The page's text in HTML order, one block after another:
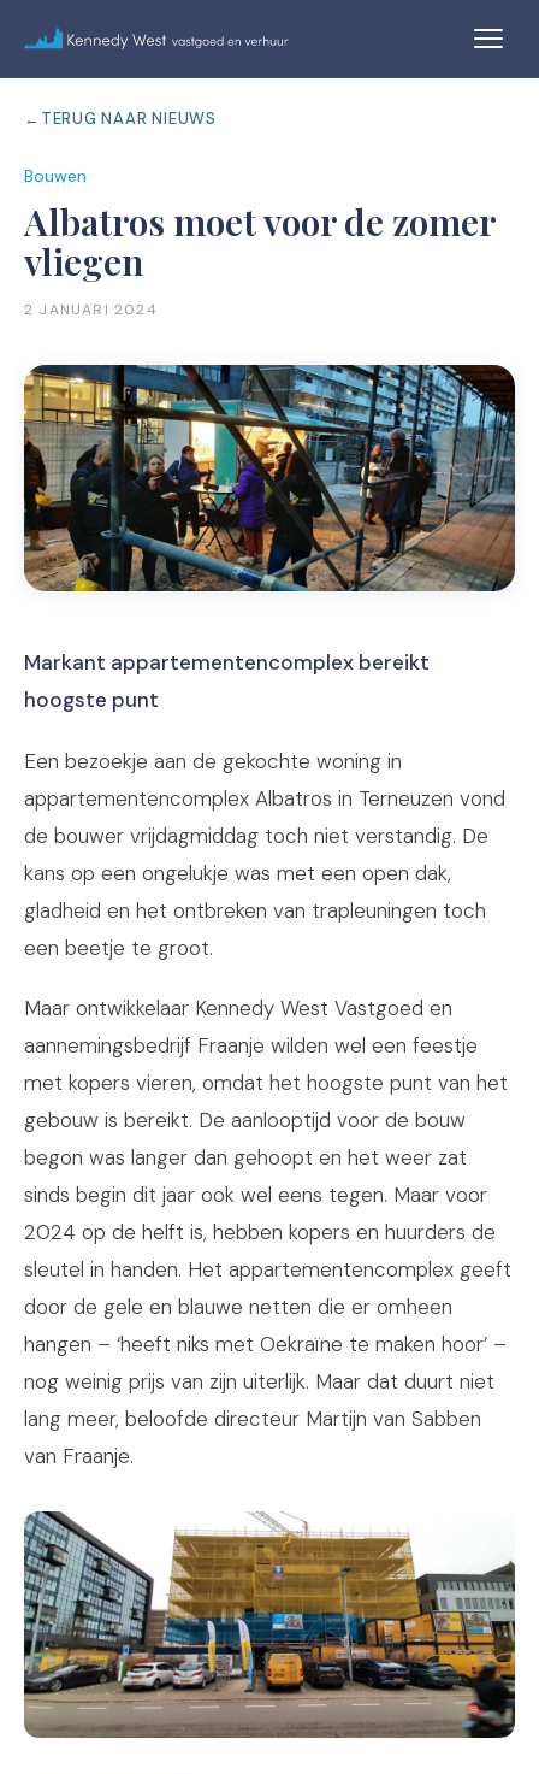
← TERUG NAAR NIEUWS
Bouwen
Albatros moet voor de zomer
vliegen
2 JANUARI 2024
Markant appartementencomplex bereikt
hoogste punt
Een bezoekje aan de gekochte woning in
appartementencomplex Albatros in Terneuzen vond
de bouwer vrijdagmiddag toch niet verstandig. De
kans op een ongelukje was met een open dak,
gladheid en het ontbreken van trapleuningen toch
een beetje te groot.
Maar ontwikkelaar Kennedy West Vastgoed en
aannemingsbedrijf Fraanje wilden wel een feestje
met kopers vieren, omdat het hoogste punt van het
gebouw is bereikt. De aanlooptijd voor de bouw
begon was langer dan gehoopt en het weer zat
sinds begin dit jaar ook wel eens tegen. Maar voor
2024 op de helft is, hebben kopers en huurders de
sleutel in handen. Het appartementencomplex geeft
door de gele en blauwe netten die er omheen
hangen – ‘heeft niks met Oekraïne te maken hoor’ –
nog weinig prijs van zijn uiterlijk. Maar dat duurt niet
lang meer, beloofde directeur Martijn van Sabben
van Fraanje.